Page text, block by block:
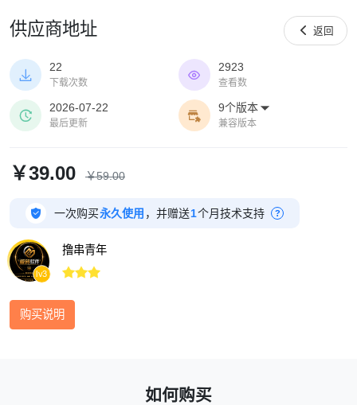
供应商地址  返回

22
下载次数

2923
查看数

2026-07-22
最后更新

9个版本 
兼容版本
￥39.00 ￥59.00
 一次购买永久使用 ，并赠送1个月技术支持 ?
lv3
撸串青年

购买说明
如何购买